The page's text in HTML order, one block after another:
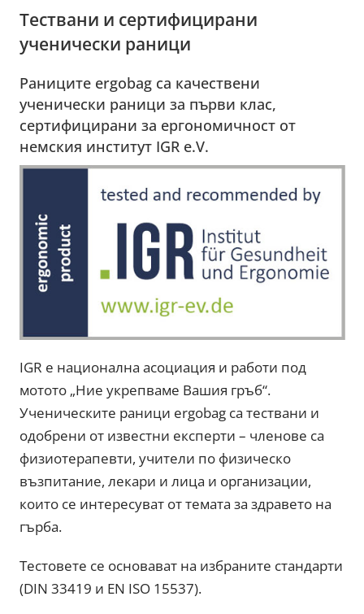
Тествани и сертифицирани
ученически раници
Раниците ergobag са качествени
ученически раници за първи клас,
сертифицирани за ергономичност от
немския институт IGR e.V.
IGR е национална асоциация и работи под
мотото „Ние укрепваме Вашия гръб“.
Ученическите раници ergobag са тествани и
одобрени от известни експерти – членове са
физиотерапевти, учители по физическо
възпитание, лекари и лица и организации,
които се интересуват от темата за здравето на
гърба.
Тестовете се основават на избраните стандарти
(DIN 33419 и EN ISO 15537).